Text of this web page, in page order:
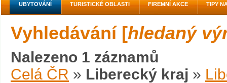
Vyhledávání [hledaný
Nalezeno 1 záznamů
Celá ČR » Liberecký kraj »
UBYTOVÁNÍ TURISTICKÉ OBLASTI FIREMNÍ AKCE TIPY